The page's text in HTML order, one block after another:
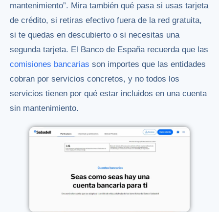
mantenimiento”. Mira también qué pasa si usas tarjeta
de crédito, si retiras efectivo fuera de la red gratuita,
si te quedas en descubierto o si necesitas una
segunda tarjeta. El Banco de España recuerda que las
comisiones bancarias son importes que las entidades
cobran por servicios concretos, y no todos los
servicios tienen por qué estar incluidos en una cuenta
sin mantenimiento.